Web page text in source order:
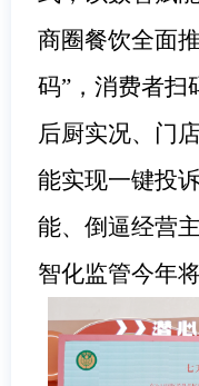
商圈餐饮全面
码”，消费者扫
后厨实况、门
能实现一键投
能、倒逼经营
智化监管今年